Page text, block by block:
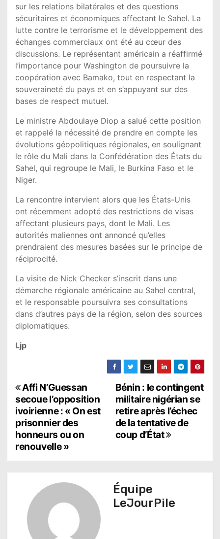
sur les relations bilatérales et des questions
sécuritaires et économiques affectant le Sahel. La
lutte contre le terrorisme et le développement des
échanges commerciaux ont été au cœur des
discussions. Le représentant américain a réaffirmé
l’importance pour Washington de poursuivre la
coopération avec Bamako, tout en respectant la
souveraineté du pays et en s’appuyant sur des
bases de respect mutuel.
Le ministre Abdoulaye Diop a salué cette position
et rappelé la nécessité de prendre en compte les
évolutions géopolitiques régionales, en soulignant
le rôle du Mali dans la Confédération des États du
Sahel, qui regroupe le Mali, le Burkina Faso et le
Niger.
La rencontre intervient alors que les États-Unis
ont récemment adopté des restrictions de visas
affectant plusieurs pays, dont le Mali. Les
autorités maliennes ont annoncé qu’elles
prendraient des mesures basées sur le principe de
réciprocité.
La visite de Nick Checker s’inscrit dans une
démarche régionale américaine au Sahel central,
et le responsable poursuivra ses consultations
dans d’autres pays de la région, selon des sources
diplomatiques.
Ljp
N
a
v
i
Bénin : le contingent
militaire nigérian se
retire après l’échec
de la tentative de
coup d’État
Affi N’Guessan
secoue l’opposition
ivoirienne : « On est
prisonnier des
honneurs ou on
renouvelle »
Équipe
LeJourPile